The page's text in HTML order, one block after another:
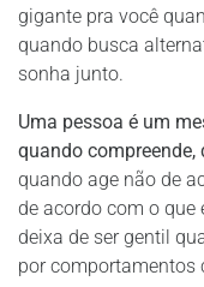
gigante pra você
quando busca
sonha junto.
Uma pessoa é um
quando
quando age não de
de acordo com o que
deixa de ser gentil
por comportamentos